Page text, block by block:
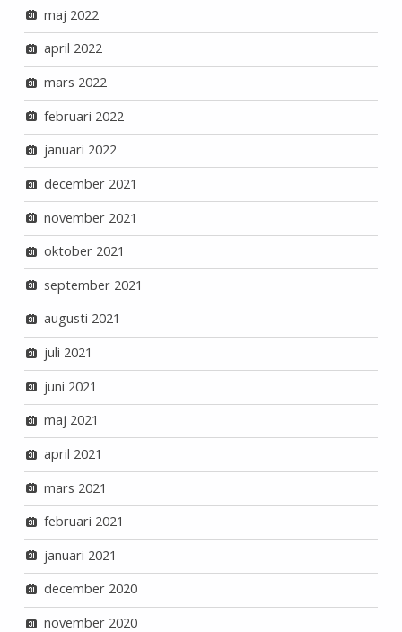
maj 2022
april 2022
mars 2022
februari 2022
januari 2022
december 2021
november 2021
oktober 2021
september 2021
augusti 2021
juli 2021
juni 2021
maj 2021
april 2021
mars 2021
februari 2021
januari 2021
december 2020
november 2020